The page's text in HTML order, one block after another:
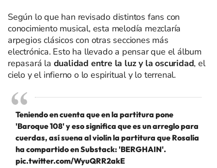
Según lo que han revisado distintos fans con
conocimiento musical, esta melodía mezclaría
arpegios clásicos con otras secciones más
electrónica. Esto ha llevado a pensar que el álbum
repasará la dualidad entre la luz y la oscuridad, el
cielo y el infierno o lo espiritual y lo terrenal.
Teniendo en cuenta que en la partitura pone
'Baroque 108' y eso significa que es un arreglo para
cuerdas, así suena al violín la partitura que Rosalía
ha compartido en Substack: 'BERGHAIN'.
pic.twitter.com/WyuQRR2akE